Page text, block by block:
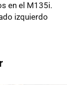
en el M135i.
izquierdo